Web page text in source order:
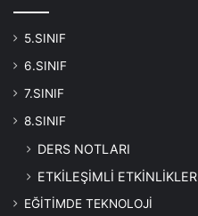
5.SINIF
6.SINIF
7.SINIF
8.SINIF
DERS NOTLARI
ETKİLEŞİMLİ ETKİNLİKLER
EĞİTİMDE TEKNOLOJİ